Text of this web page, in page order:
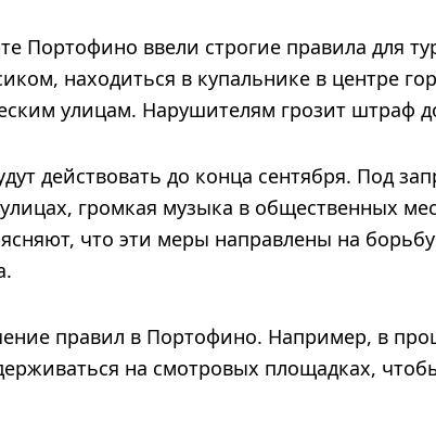
Портофино ввели строгие правила для
находиться в купальнике в центре
улицам. Нарушителям грозит штраф
действовать до конца сентября. Под
громкая музыка в общественных
что эти меры направлены на борьбу
правил в Портофино. Например, в
на смотровых площадках,